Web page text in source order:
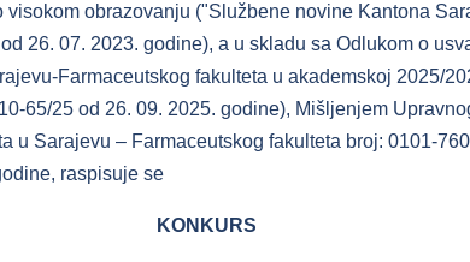
obrazovanju ("Službene novine Kantona
26. 07. 2023. godine), a u skladu sa Odlukom o
Farmaceutskog fakulteta u akademskoj 2025/
65/25 od 26. 09. 2025. godine), Mišljenjem
u Sarajevu – Farmaceutskog fakulteta broj: 0101-
raspisuje se
KONKURS